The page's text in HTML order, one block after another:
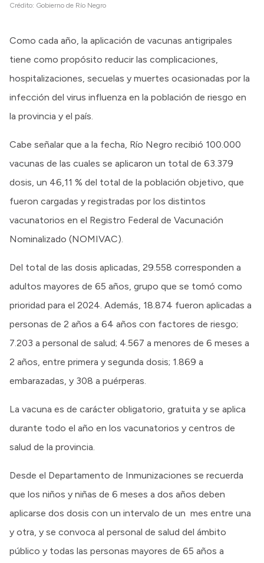
Crédito: Gobierno de Río Negro
Como cada año, la aplicación de vacunas antigripales
tiene como propósito reducir las complicaciones,
hospitalizaciones, secuelas y muertes ocasionadas por la
infección del virus influenza en la población de riesgo en
la provincia y el país.
Cabe señalar que a la fecha, Río Negro recibió 100.000
vacunas de las cuales se aplicaron un total de 63.379
dosis, un 46,11 % del total de la población objetivo, que
fueron cargadas y registradas por los distintos
vacunatorios en el Registro Federal de Vacunación
Nominalizado (NOMIVAC).
Del total de las dosis aplicadas, 29.558 corresponden a
adultos mayores de 65 años, grupo que se tomó como
prioridad para el 2024. Además, 18.874 fueron aplicadas a
personas de 2 años a 64 años con factores de riesgo;
7.203 a personal de salud; 4.567 a menores de 6 meses a
2 años, entre primera y segunda dosis; 1.869 a
embarazadas, y 308 a puérperas.
La vacuna es de carácter obligatorio, gratuita y se aplica
durante todo el año en los vacunatorios y centros de
salud de la provincia.
Desde el Departamento de Inmunizaciones se recuerda
que los niños y niñas de 6 meses a dos años deben
aplicarse dos dosis con un intervalo de un mes entre una
y otra, y se convoca al personal de salud del ámbito
público y todas las personas mayores de 65 años a